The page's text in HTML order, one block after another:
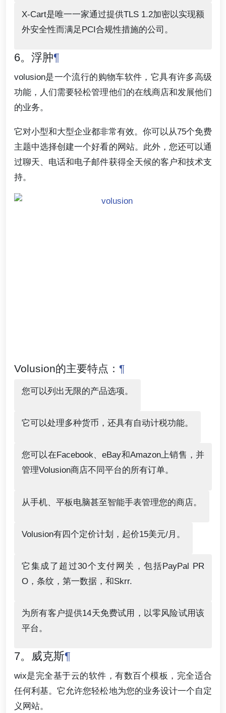
X-Cart是唯一一家通过提供TLS 1.2加密以实现额
外安全性而满足PCI合规性措施的公司。
6。浮肿¶
volusion是一个流行的购物车软件，它具有许多高级
功能，人们需要轻松管理他们的在线商店和发展他们
的业务。
它对小型和大型企业都非常有效。你可以从75个免费
主题中选择创建一个好看的网站。此外，您还可以通
过聊天、电话和电子邮件获得全天候的客户和技术支
持。
Volusion的主要特点： ¶
您可以列出无限的产品选项。
它可以处理多种货币，还具有自动计税功能。
您可以在Facebook、eBay和Amazon上销售，并
管理Volusion商店不同平台的所有订单。
从手机、平板电脑甚至智能手表管理您的商店。
Volusion有四个定价计划，起价15美元/月。
它集成了超过30个支付网关，包括PayPal PR
O，条纹，第一数据，和Skrr.
为所有客户提供14天免费试用，以零风险试用该
平台。
7。威克斯¶
wix是完全基于云的软件，有数百个模板，完全适合
任何利基。它允许您轻松地为您的业务设计一个自定
义网站。